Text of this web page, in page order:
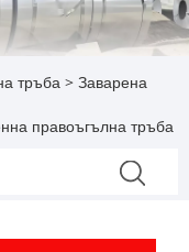
тръба > Заварена
правоъгълна тръба